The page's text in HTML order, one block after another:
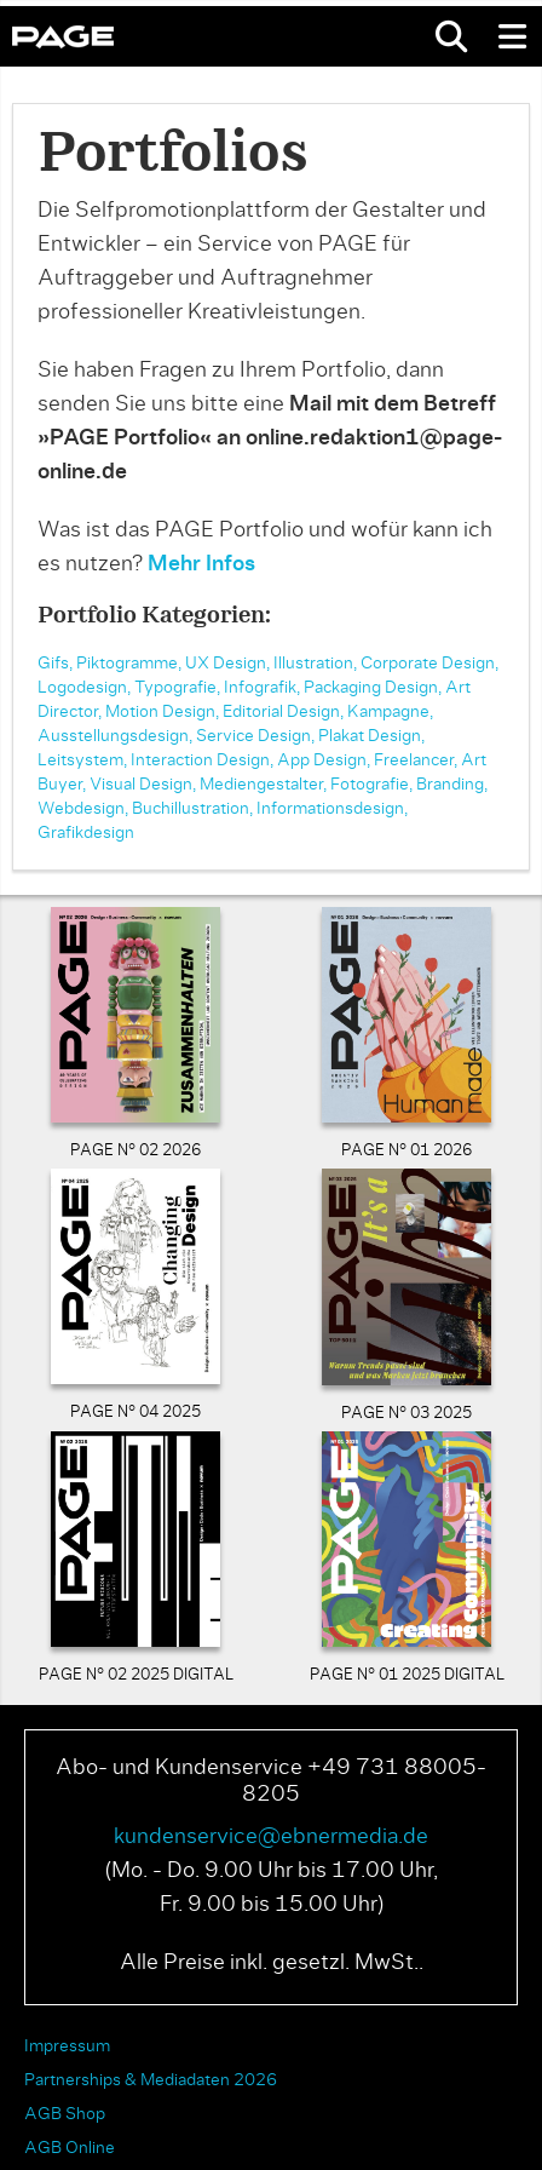
Portfolios
Die Selfpromotionplattform der Gestalter und
Entwickler – ein Service von PAGE für
Auftraggeber und Auftragnehmer
professioneller Kreativleistungen.
Sie haben Fragen zu Ihrem Portfolio, dann
senden Sie uns bitte eine Mail mit dem Betreff
»PAGE Portfolio« an online.redaktion1@page-
online.de
Was ist das PAGE Portfolio und wofür kann ich
es nutzen? Mehr Infos
Portfolio Kategorien:
Gifs, Piktogramme, UX Design, Illustration, Corporate Design,
Logodesign,
Typografie, Infografik, Packaging Design, Art
Director, Motion Design, Editorial Design, Kampagne,
Ausstellungsdesign, Service Design, Plakat Design,
Leitsystem, Interaction Design, App Design, Freelancer, Art
Buyer, Visual Design, Mediengestalter, Fotografie, Branding,
Webdesign, Buchillustration, Informationsdesign,
Grafikdesign
PAGE N° 02 2026 PAGE N° 01 2026
PAGE N° 04 2025 PAGE N° 03 2025
PAGE N° 02 2025 DIGITAL PAGE N° 01 2025 DIGITAL
Abo- und Kundenservice +49 731 88005-
8205
kundenservice@ebnermedia.de
(Mo. - Do. 9.00 Uhr bis 17.00 Uhr,
Fr. 9.00 bis 15.00 Uhr)
Alle Preise inkl. gesetzl. MwSt..
Impressum
Partnerships & Mediadaten 2026
AGB Shop
AGB Online